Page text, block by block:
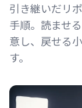
引き継いだリ
手順。読ませ
意し、戻せる
す。